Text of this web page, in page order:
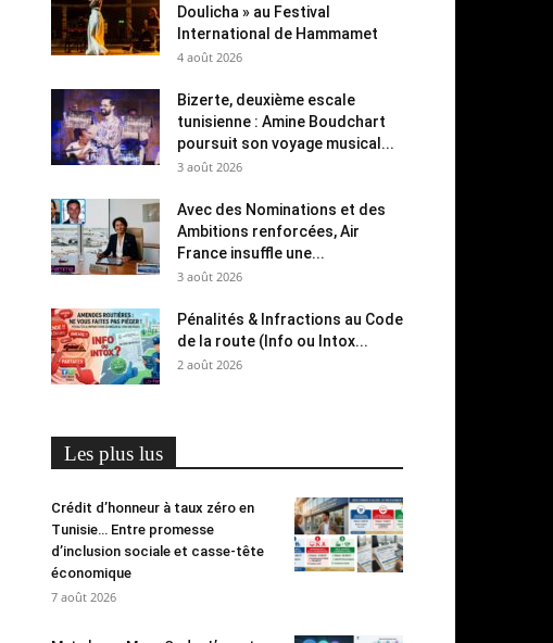
Doulicha » au Festival
International de Hammamet
4 août 2026
Bizerte, deuxième escale
tunisienne : Amine Boudchart
poursuit son voyage musical...
3 août 2026
Avec des Nominations et des
Ambitions renforcées, Air
France insuffle une...
3 août 2026
Pénalités & Infractions au Code
de la route (Info ou Intox...
2 août 2026
Les plus lus
Crédit d’honneur à taux zéro en
Tunisie… Entre promesse
d’inclusion sociale et casse-tête
économique
7 août 2026